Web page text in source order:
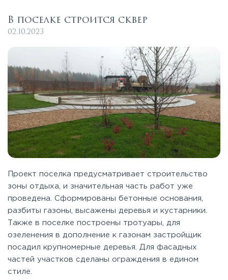
В поселке строится сквер
02.10.2023
Проект поселка предусматривает строительство
зоны отдыха, и значительная часть работ уже
проведена. Сформированы бетонные основания,
разбиты газоны, высажены деревья и кустарники.
Также в поселке построены тротуары, для
озеленения в дополнение к газонам застройщик
посадил крупномерные деревья. Для фасадных
частей участков сделаны ограждения в едином
стиле.